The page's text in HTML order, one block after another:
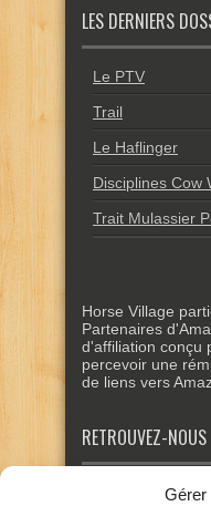
Gérer
LES DERNIERS
Le PTV
Trail
Le Haflinger
Disciplines Cow
Trait Mulassier
Horse Village
Partenaires
d'affiliation conçu
percevoir une
de liens vers
RETROUVEZ-